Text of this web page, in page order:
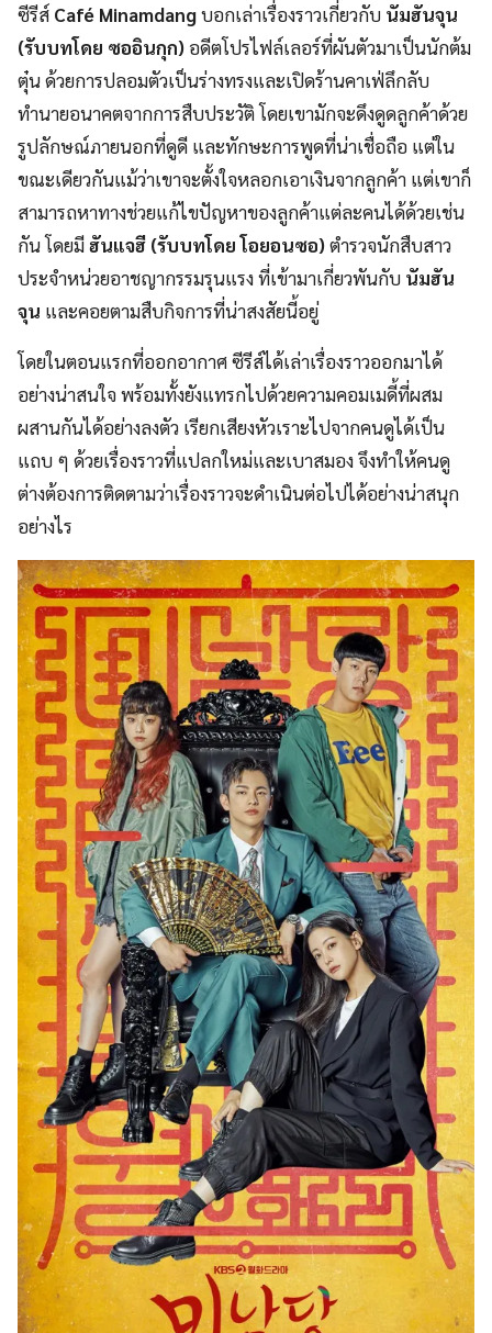
ซีรีส์ Café Minamdangบอกเล่าเรื่องราวเกี่ยวกับ นัมฮันจุน
(รับบทโดย ซออินกุก) อดีตโปรไฟล์เลอร์ที่ผันตัวมาเป็นนักต้ม
ตุ๋น ด้วยการปลอมตัวเป็นร่างทรงและเปิดร้านคาเฟ่ลึกลับ
ทำนายอนาคตจากการสืบประวัติ โดยเขามักจะดึงดูดลูกค้าด้วย
รูปลักษณ์ภายนอกที่ดูดี และทักษะการพูดที่น่าเชื่อถือ แต่ใน
ขณะเดียวกันแม้ว่าเขาจะตั้งใจหลอกเอาเงินจากลูกค้า แต่เขาก็
สามารถหาทางช่วยแก้ไขปัญหาของลูกค้าแต่ละคนได้ด้วยเช่น
กัน โดยมีฮันแจฮี (รับบทโดย โอยอนซอ)ตำรวจนักสืบสาว
ประจำหน่วยอาชญากรรมรุนแรง ที่เข้ามาเกี่ยวพันกับ นัมฮัน
จุน และคอยตามสืบกิจการที่น่าสงสัยนี้อยู่
โดยในตอนแรกที่ออกอากาศ ซีรีส์ได้เล่าเรื่องราวออกมาได้
อย่างน่าสนใจ พร้อมทั้งยังแทรกไปด้วยความคอมเมดี้ที่ผสม
ผสานกันได้อย่างลงตัว เรียกเสียงหัวเราะไปจากคนดูได้เป็น
แถบ ๆ ด้วยเรื่องราวที่แปลกใหม่และเบาสมอง จึงทำให้คนดู
ต่างต้องการติดตามว่าเรื่องราวจะดำเนินต่อไปได้อย่างน่าสนุก
อย่างไร